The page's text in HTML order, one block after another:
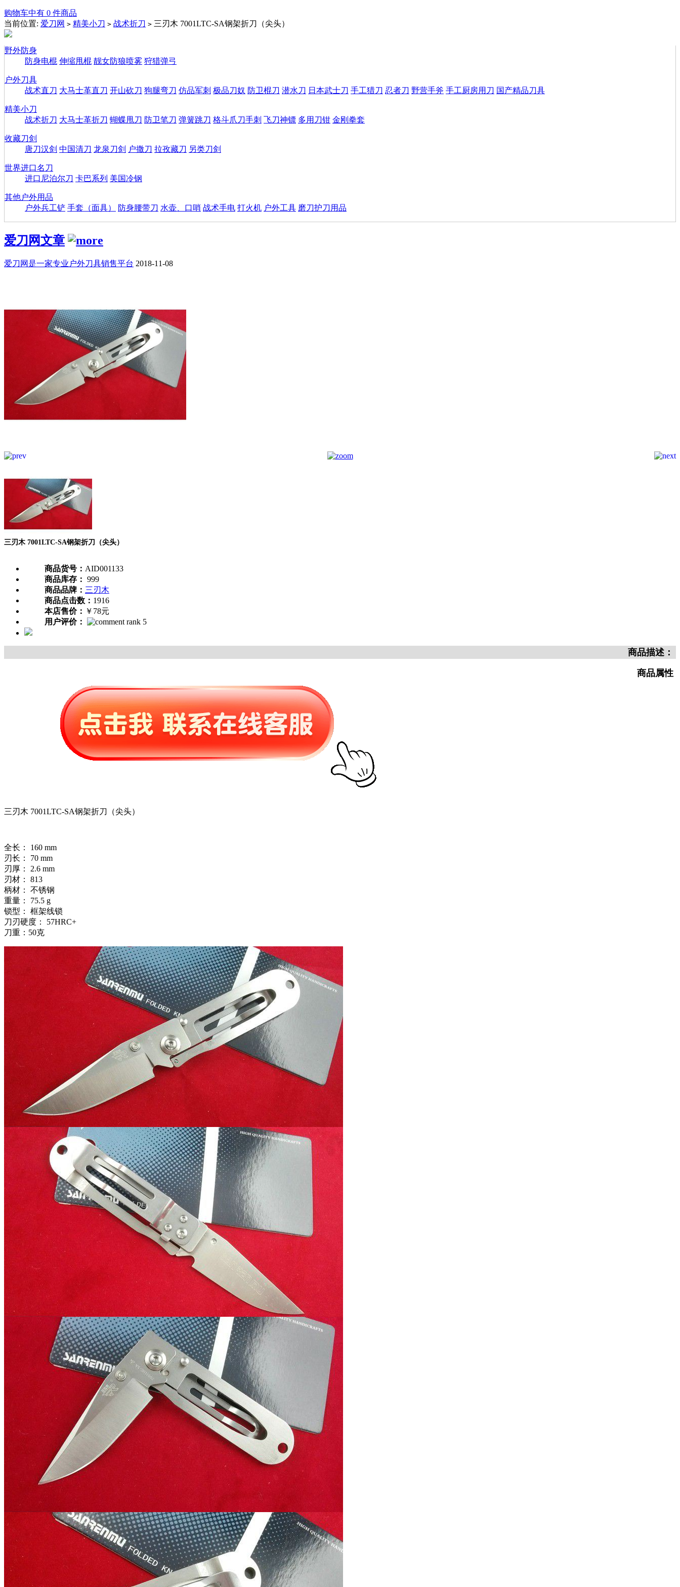
购物车中有 0 件商品
当前位置: 爱刀网 > 精美小刀 > 战术折刀 > 三刃木 7001LTC-SA钢架折刀（尖头）
野外防身
防身电棍 伸缩甩棍 靓女防狼喷雾 狩猎弹弓
户外刀具
战术直刀 大马士革直刀 开山砍刀 狗腿弯刀 仿品军刺 极品刀奴 防卫棍刀 潜水刀 日本武士刀 手工猎刀 忍者刀 野营手斧 手工厨房用刀 国产精品刀具
精美小刀
战术折刀 大马士革折刀 蝴蝶甩刀 防卫笔刀 弹簧跳刀 格斗爪刀手刺 飞刀神镖 多用刀钳 金刚拳套
收藏刀剑
唐刀汉剑 中国清刀 龙泉刀剑 户撒刀 拉孜藏刀 另类刀剑
世界进口名刀
进口尼泊尔刀 卡巴系列 美国冷钢
其他户外用品
户外兵工铲 手套（面具） 防身腰带刀 水壶、口哨 战术手电 打火机 户外工具 磨刀护刀用品
爱刀网文章
爱刀网是一家专业户外刀具销售平台 2018-11-08
三刃木 7001LTC-SA钢架折刀（尖头）
商品货号： AID001133
商品库存： 999
商品品牌： 三刃木
商品点击数： 1916
本店售价： ￥78元
用户评价：
商品描述：
商品属性
三刃木 7001LTC-SA钢架折刀（尖头）
全长： 160 mm
刃长： 70 mm
刃厚： 2.6 mm
刃材： 813
柄材： 不锈钢
重量： 75.5 g
锁型： 框架线锁
刀刃硬度： 57HRC+
刀重：50克